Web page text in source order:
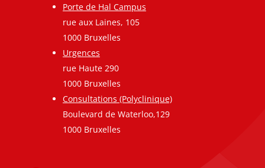
Porte de Hal Campus
rue aux Laines, 105
1000 Bruxelles
Urgences
rue Haute 290
1000 Bruxelles
Consultations (Polyclinique)
Boulevard de Waterloo,129
1000 Bruxelles